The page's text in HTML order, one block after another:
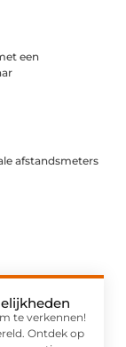
een
afstandsmeters
te verkennen!
Ontdek op